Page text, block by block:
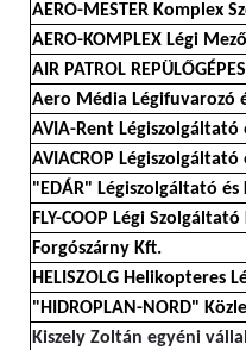
AERO-MESTER Komplex
AERO-KOMPLEX Légi
AIR PATROL
Aero Média Légifuvarozó
AVIA-Rent Légiszolgáltató
AVIACROP
"EDÁR" Légiszolgáltató
FLY-COOP Légi Szolgáltató
Forgószárny Kft.
HELISZOLG Helikopteres
"HIDROPLAN-NORD"
Kiszely Zoltán egyéni